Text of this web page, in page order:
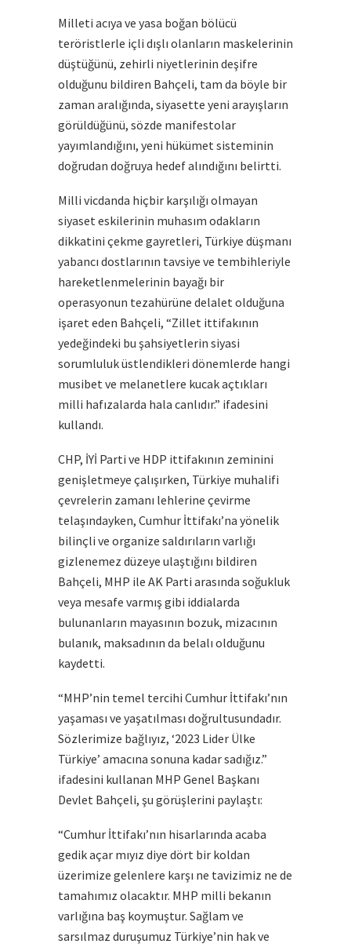
Milleti acıya ve yasa boğan bölücü
teröristlerle içli dışlı olanların maskelerinin
düştüğünü, zehirli niyetlerinin deşifre
olduğunu bildiren Bahçeli, tam da böyle bir
zaman aralığında, siyasette yeni arayışların
görüldüğünü, sözde manifestolar
yayımlandığını, yeni hükümet sisteminin
doğrudan doğruya hedef alındığını belirtti.
Milli vicdanda hiçbir karşılığı olmayan
siyaset eskilerinin muhasım odakların
dikkatini çekme gayretleri, Türkiye düşmanı
yabancı dostlarının tavsiye ve tembihleriyle
hareketlenmelerinin bayağı bir
operasyonun tezahürüne delalet olduğuna
işaret eden Bahçeli, “Zillet ittifakının
yedeğindeki bu şahsiyetlerin siyasi
sorumluluk üstlendikleri dönemlerde hangi
musibet ve melanetlere kucak açtıkları
milli hafızalarda hala canlıdır.” ifadesini
kullandı.
CHP, İYİ Parti ve HDP ittifakının zeminini
genişletmeye çalışırken, Türkiye muhalifi
çevrelerin zamanı lehlerine çevirme
telaşındayken, Cumhur İttifakı’na yönelik
bilinçli ve organize saldırıların varlığı
gizlenemez düzeye ulaştığını bildiren
Bahçeli, MHP ile AK Parti arasında soğukluk
veya mesafe varmış gibi iddialarda
bulunanların mayasının bozuk, mizacının
bulanık, maksadının da belalı olduğunu
kaydetti.
“MHP’nin temel tercihi Cumhur İttifakı’nın
yaşaması ve yaşatılması doğrultusundadır.
Sözlerimize bağlıyız, ‘2023 Lider Ülke
Türkiye’ amacına sonuna kadar sadığız.”
ifadesini kullanan MHP Genel Başkanı
Devlet Bahçeli, şu görüşlerini paylaştı:
“Cumhur İttifakı’nın hisarlarında acaba
gedik açar mıyız diye dört bir koldan
üzerimize gelenlere karşı ne tavizimiz ne de
tamahımız olacaktır. MHP milli bekanın
varlığına baş koymuştur. Sağlam ve
sarsılmaz duruşumuz Türkiye’nin hak ve